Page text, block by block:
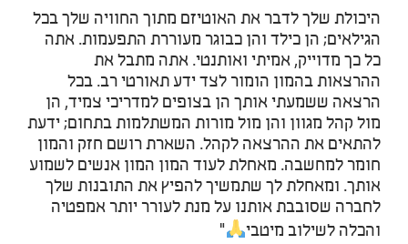
היכולת שלך לדבר את האוטיזם מתוך החוויה שלך בכל
הגילאים; הן כילד והן כבוגר מעוררת התפעמות. אתה
כל כך מדוייק, אמיתי ואותנטי. אתה מתבל את
ההרצאות בהמון הומור לצד ידע תאורטי רב. בכל
הרצאה ששמעתי אותך הן בצופים למדריכי צמיד, הן
מול קהל מגוון והן מול מורות המשתלמות בתחום; ידעת
להתאים את ההרצאה לקהל. השארת רושם חזק והמון
חומר למחשבה. מאחלת לעוד המון המון אנשים לשמוע
אותך. ומאחלת לך שתמשיך להפיץ את התובנות שלך
לחברה שסובבת אותנו על מנת לעורר יותר אמפטיה
והכלה לשילוב מיטבי
"